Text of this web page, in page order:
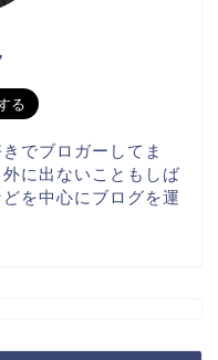
でブロガーしてま
に出ないこともしば
を中心にブログを運